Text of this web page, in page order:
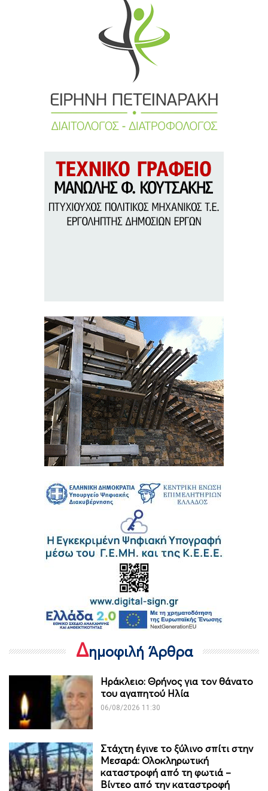
Δημοφιλή Άρθρα
Ηράκλειο: Θρήνος για τον θάνατο
του αγαπητού Ηλία
06/08/2026 11:30
Στάχτη έγινε το ξύλινο σπίτι στην
Μεσαρά: Ολοκληρωτική
καταστροφή από τη φωτιά –
Βίντεο από την καταστροφή